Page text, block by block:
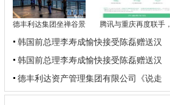
德丰利达集团坐禅谷景 腾讯与重庆再度联手，
韩国前总理李寿成愉快接受陈磊赠送汉
韩国前总理李寿成愉快接受陈磊赠送汉
德丰利达资产管理集团有限公司《说走